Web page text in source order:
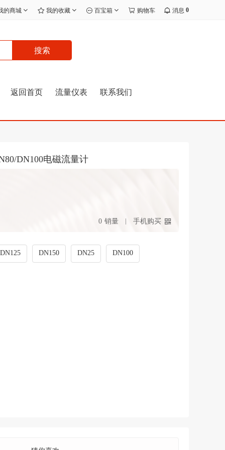
的商城 我的收藏 百宝箱 购物车 消息 0
搜索
返回首页 流量仪表 联系我们
DN100电磁流量计
0 销量 手机购买
DN125 DN150 DN25 DN100